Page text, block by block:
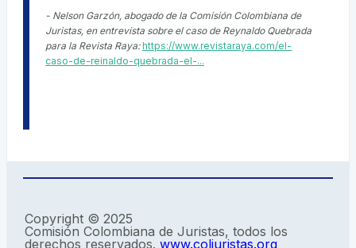
- Nelson Garzón, abogado de la Comisión Colombiana de
Juristas, en entrevista sobre el caso de Reynaldo Quebrada
para la Revista Raya:https://www.revistaraya.com/el-
caso-de-reinaldo-quebrada-el-...
Copyright © 2025
Comisión Colombiana de Juristas, todos los
derechos reservados. www.coljuristas.org